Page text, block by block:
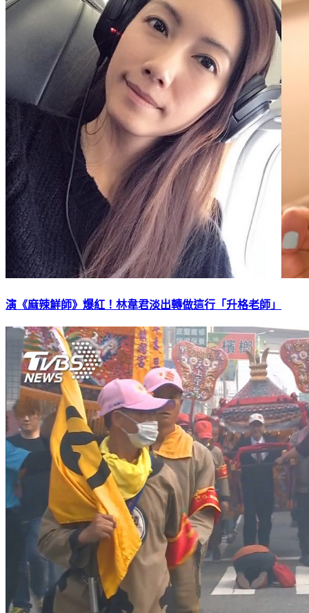
演《麻辣鮮師》爆紅！林韋君淡出轉做這行「升格老師」